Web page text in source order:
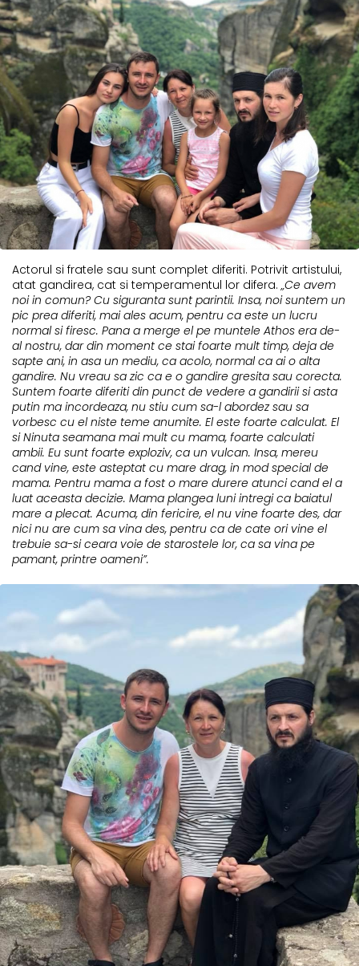
Actorul si fratele sau sunt complet diferiti. Potrivit artistului,
atat gandirea, cat si temperamentul lor difera.„Ce avem
noi in comun? Cu siguranta sunt parintii. Insa, noi suntem un
pic prea diferiti, mai ales acum, pentru ca este un lucru
normal si firesc. Pana a merge el pe muntele Athos era de-
al nostru, dar din moment ce stai foarte mult timp, deja de
sapte ani, in asa un mediu, ca acolo, normal ca ai o alta
gandire. Nu vreau sa zic ca e o gandire gresita sau corecta.
Suntem foarte diferiti din punct de vedere a gandirii si asta
putin ma incordeaza, nu stiu cum sa-l abordez sau sa
vorbesc cu el niste teme anumite. El este foarte calculat. El
si Ninuta seamana mai mult cu mama, foarte calculati
ambii. Eu sunt foarte exploziv, ca un vulcan. Insa, mereu
cand vine, este asteptat cu mare drag, in mod special de
mama. Pentru mama a fost o mare durere atunci cand el a
luat aceasta decizie. Mama plangea luni intregi ca baiatul
mare a plecat. Acuma, din fericire, el nu vine foarte des, dar
nici nu are cum sa vina des, pentru ca de cate ori vine el
trebuie sa-si ceara voie de starostele lor, ca sa vina pe
pamant, printre oameni”.